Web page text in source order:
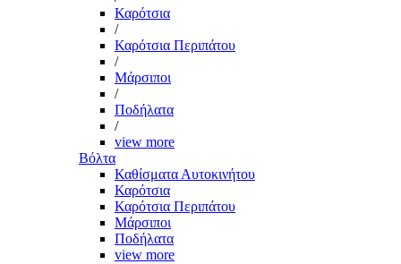
Καρότσια
/
Καρότσια Περιπάτου
/
Μάρσιποι
/
Ποδήλατα
/
view more
Βόλτα
Καθίσματα Αυτοκινήτου
Καρότσια
Καρότσια Περιπάτου
Μάρσιποι
Ποδήλατα
view more